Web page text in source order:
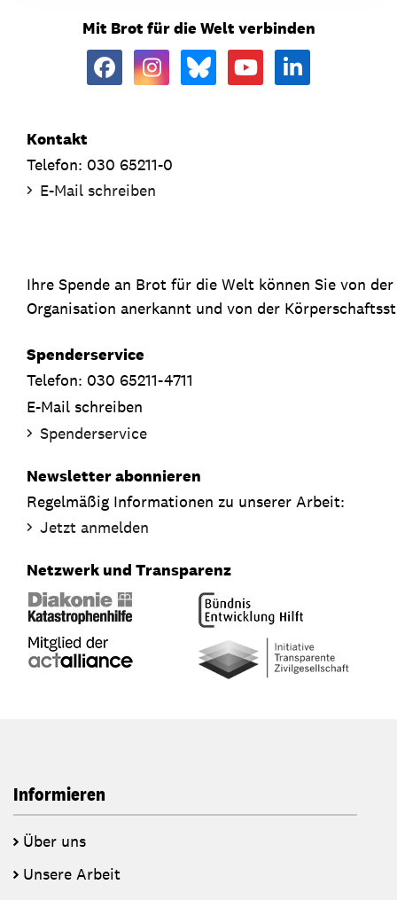
Mit Brot für die Welt verbinden
Kontakt
Telefon: 030 65211-0
E-Mail schreiben
Ihre Spende an Brot für die Welt können Sie von
Organisation anerkannt und von der
Spenderservice
Telefon: 030 65211-4711
E-Mail schreiben
Spenderservice
Newsletter abonnieren
Regelmäßig Informationen zu unserer Arbeit:
Jetzt anmelden
Netzwerk und Transparenz
Informieren
Über uns
Unsere Arbeit